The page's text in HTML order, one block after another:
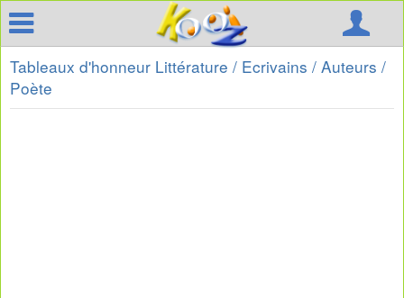
Tableaux d'honneur Littérature / Ecrivains / Auteurs /
Poète